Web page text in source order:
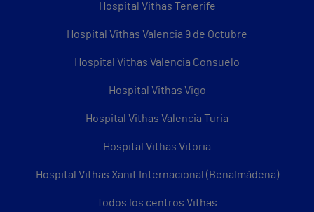
Hospital Vithas Tenerife
Hospital Vithas Valencia 9 de Octubre
Hospital Vithas Valencia Consuelo
Hospital Vithas Vigo
Hospital Vithas Valencia Turia
Hospital Vithas Vitoria
Hospital Vithas Xanit Internacional (Benalmádena)
Todos los centros Vithas